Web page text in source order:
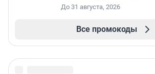
До 31 августа, 2026
Все промокоды